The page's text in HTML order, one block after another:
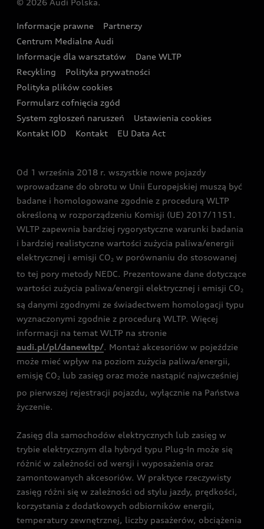
Wyszukaj najbliższego Partnera Audi
Oferta dla przedsiębiorców
Oferta dla klientów prywatnych
Kalkulator rat
Ubezpieczenie
Audi exclusive
Zasięg
Gwarancja
Akcje serwisowe Audi
Katalog online akcesoriów
Audi i Muzeum Sztuki Nowoczesnej w Warszawie
Audi driving experience
Audi quattro Cup
Audi i Puchar Świata w Skokach Narciarskich w
Zakopanem
© 2026 Audi Polska.
Informacje prawne
Partnerzy
Centrum Medialne Audi
Informacje dla warsztatów
Dane WLTP
Recykling
Polityka prywatności
Polityka plików cookies
Formularz cofnięcia zgód
System zgłoszeń naruszeń
Ustawienia cookies
Kontakt IOD
Kontakt EU Data Act
Od 1 września 2018 r. wszystkie nowe pojazdy
wprowadzane do obrotu w Unii Europejskiej muszą być
badane i homologowane zgodnie z procedurą WLTP
określoną w rozporządzeniu Komisji (UE) 2017/1151.
WLTP zapewnia bardziej rygorystyczne warunki badania
i bardziej realistyczne wartości zużycia paliwa/energii
elektrycznej i emisji CO2 w porównaniu do stosowanej
to tej pory metody NEDC. Prezentowane dane dotyczące
wartości zużycia paliwa/energii elektrycznej i emisji CO2
są danymi zgodnymi ze świadectwem homologacji typu
wyznaczonymi zgodnie z procedurą WLTP. Więcej
informacji na temat WLTP na stronie
audi.pl/pl/danewltp/. Montaż akcesoriów w pojeździe
może mieć wpływ na poziom zużycia paliwa/energii,
emisję CO2 lub zasięg oraz może nastąpić najwcześniej
po pierwszej rejestracji pojazdu, wyłącznie na Państwa
życzenie.
Zasięg dla samochodów elektrycznych lub zasięg w
trybie elektrycznym dla hybryd typu Plug-In może się
różnić w zależności od wersji i wyposażenia oraz
zamontowanych akcesoriów. W praktyce rzeczywisty
zasięg różni się w zależności od stylu jazdy, prędkości,
korzystania z dodatkowych odbiorników energii,
temperatury zewnętrznej, liczby pasażerów, obciążenia